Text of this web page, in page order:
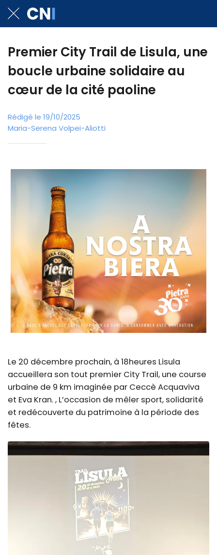
Premier City Trail de Lisula, une
boucle urbaine solidaire au
cœur de la cité paoline
Rédigé le 19/10/2025
Maria-Serena Volpei-Aliotti
Le 20 décembre prochain, à 18heures Lisula
accueillera son tout premier City Trail, une course
urbaine de 9 km imaginée par Ceccè Acquaviva
et Eva Kran. , L’occasion de mêler sport, solidarité
et redécouverte du patrimoine à la période des
fêtes.